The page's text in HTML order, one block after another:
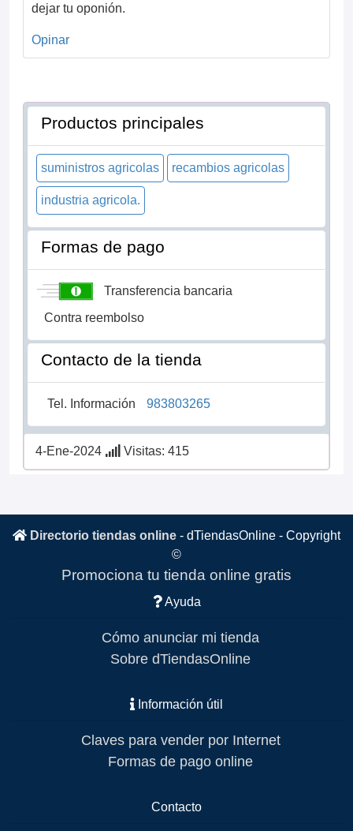
dejar tu oponión.
Opinar
Productos principales
suministros agricolas recambios agricolas
industria agricola.
Formas de pago
Transferencia bancaria
Contra reembolso
Contacto de la tienda
Tel. Información 983803265
4-Ene-2024 Visitas: 415
Directorio tiendas online - dTiendasOnline - Copyright
©
Promociona tu tienda online gratis
Ayuda
Cómo anunciar mi tienda
Sobre dTiendasOnline
Información útil
Claves para vender por Internet
Formas de pago online
Contacto